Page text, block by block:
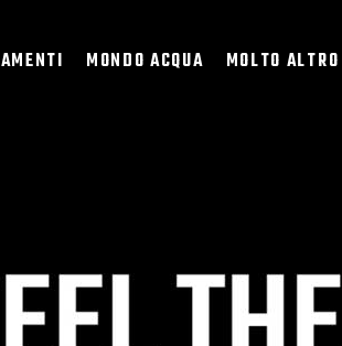
MONDO ACQUA MOLTO ALTRO
RESORT